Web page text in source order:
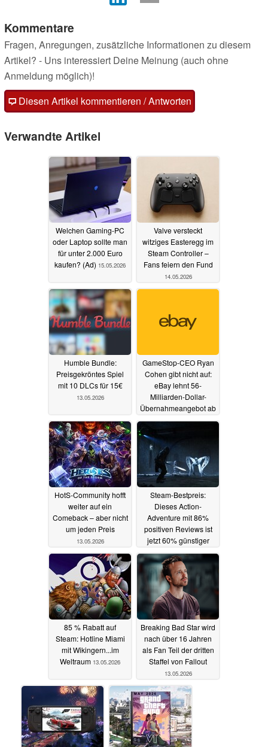
Kommentare
Fragen, Anregungen, zusätzliche Informationen zu diesem
Artikel? - Uns interessiert Deine Meinung (auch ohne
Anmeldung möglich)!
Diesen Artikel kommentieren / Antworten
Verwandte Artikel
Welchen Gaming-PC
oder Laptop sollte man
für unter 2.000 Euro
kaufen? (Ad) 15.05.2026
Valve versteckt
witziges Easteregg im
Steam Controller –
Fans feiern den Fund
14.05.2026
Humble Bundle:
Preisgekröntes Spiel
mit 10 DLCs für 15€
13.05.2026
GameStop-CEO Ryan
Cohen gibt nicht auf:
eBay lehnt 56-
Milliarden-Dollar-
Übernahmeangebot ab
13.05.2026
HotS-Community hofft
weiter auf ein
Comeback – aber nicht
um jeden Preis
13.05.2026
Steam-Bestpreis:
Dieses Action-
Adventure mit 86%
positiven Reviews ist
jetzt 60% günstiger
13.05.2026
85 % Rabatt auf
Steam: Hotline Miami
mit Wikingern...im
Weltraum 13.05.2026
Breaking Bad Star wird
nach über 16 Jahren
als Fan Teil der dritten
Staffel von Fallout
13.05.2026